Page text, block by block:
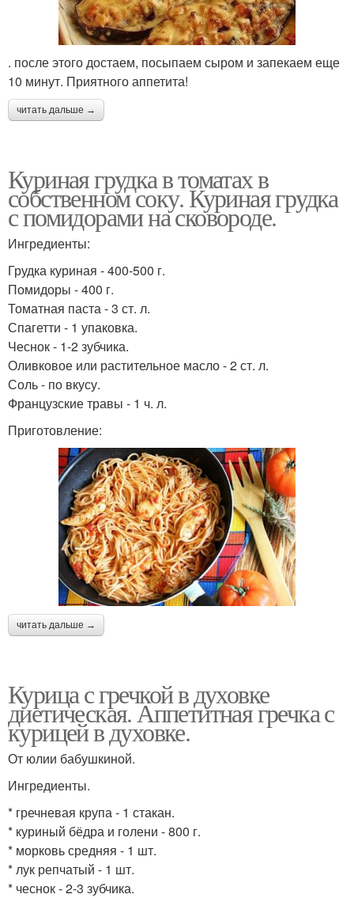
. после этого достаем, посыпаем сыром и запекаем еще
10 минут. Приятного аппетита!
читать дальше →
Куриная грудка в томатах в
собственном соку. Куриная грудка
с помидорами на сковороде.
Ингредиенты:
Грудка куриная - 400-500 г.
Помидоры - 400 г.
Томатная паста - 3 ст. л.
Спагетти - 1 упаковка.
Чеснок - 1-2 зубчика.
Оливковое или растительное масло - 2 ст. л.
Соль - по вкусу.
Французские травы - 1 ч. л.
Приготовление:
читать дальше →
Курица с гречкой в духовке
диетическая. Аппетитная гречка с
курицей в духовке.
От юлии бабушкиной.
Ингредиенты.
* гречневая крупа - 1 стакан.
* куриный бёдра и голени - 800 г.
* морковь средняя - 1 шт.
* лук репчатый - 1 шт.
* чеснок - 2-3 зубчика.